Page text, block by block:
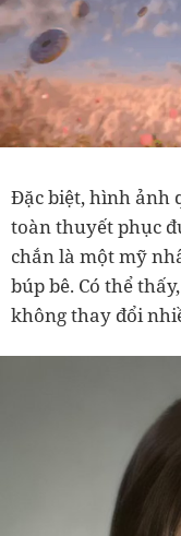
Đặc biệt, hình ảnh
toàn thuyết phục
chắn là một mỹ
búp bê. Có thể
không thay đổi